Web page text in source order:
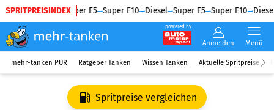
SPRITPREISINDEX
Diesel Super E5 Super E10 Diesel Super E5 Super E10 Diesel
powered by
Anmelden Menü
mehr-tanken PUR Ratgeber Tanken Wissen Tanken Aktuelle Spritpreise
Spritpreise vergleichen